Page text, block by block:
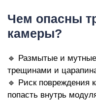
Чем опасны
камеры?
🔹 Размытые и
трещинами и
🔹 Риск повреждения
попасть внутрь